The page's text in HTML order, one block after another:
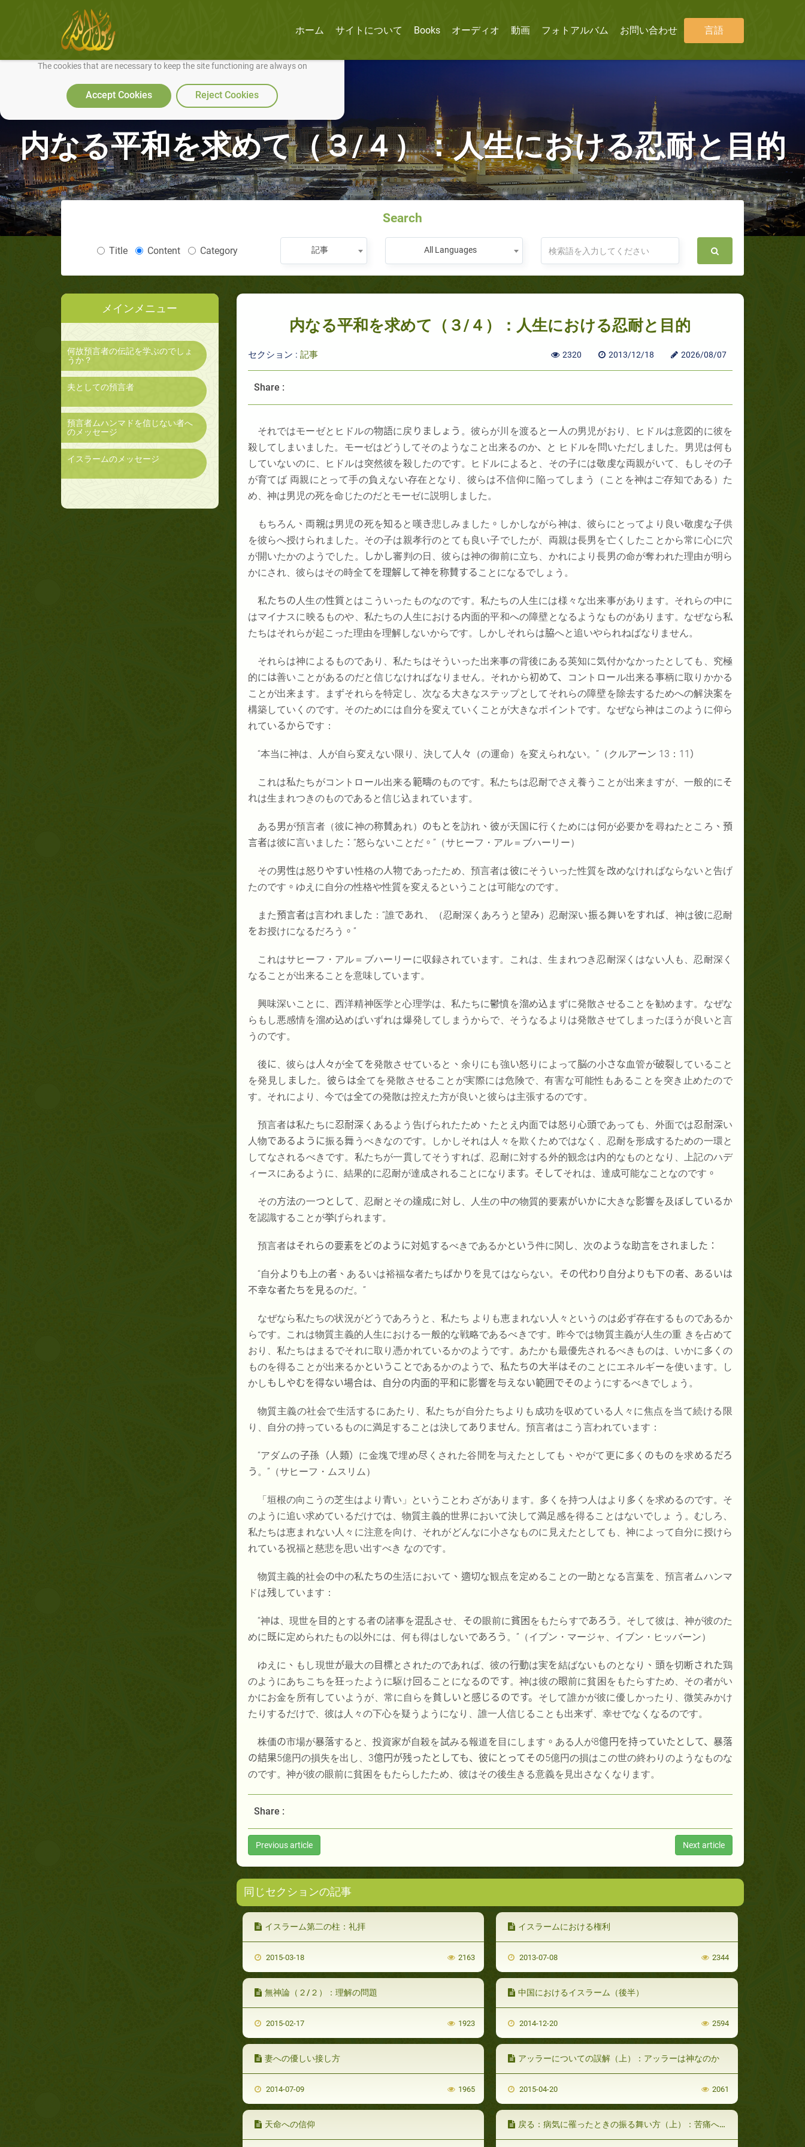
We use cookies to make our site work well for you and so we can continually improve it.
The cookies that are necessary to keep the site functioning are always on
Accept Cookies Reject Cookies
ホーム サイトについて Books オーディオ 動画 フォトアルバム お問い合わせ 言語
内なる平和を求めて（３/４）：人生における忍耐と目的
Search
Title Content Category 記事 All Languages
メインメニュー
何故預言者の伝記を学ぶのでしょ
うか？
夫としての預言者
預言者ムハンマドを信じない者へ
のメッセージ
イスラームのメッセージ
内なる平和を求めて（３/４）：人生における忍耐と目的
セクション : 記事 2320 2013/12/18 2026/08/07
Share :
それではモーゼとヒドルの物語に戻 りましょう 。彼らが川を渡ると一人の男児がおり、ヒドルは意図的に彼を
殺してしまいました。モーゼはどうしてそのようなこと出来るのか、
と ヒドルを問いただしました。男児は何も
していないのに、ヒドルは突然彼を殺したのです。ヒドルによると、その子には敬虔な両親がいて、もしその子
が育てば 両親にとって手の負えない存在となり、彼らは不信仰に陥ってしまう（ことを神はご存知である）た
め、神は男児の死を命じたのだとモーゼに説明しました。
もちろん 、両親は男児の死を知ると嘆き悲しみました 。 しかしながら神は、彼らにとってより良い敬虔な子供
を彼らへ授けられました。その子は親孝行のとても良い子でしたが、両親は長男を亡くしたことから常に心に穴
が開いたかのようでした。
しかし審判の日、彼らは神の御前に立ち、かれにより長男の命が奪われた理由が明ら
かにされ、彼らはその時全てを理解して神を称賛する ことになるでしょう。
私たちの人生の性質とはこういったものなのです。私たちの人生には様々な出来事があります。それらの中に
はマイナスに映るものや、私たちの人生における内面的平和への障壁となるようなものがあります。なぜなら私
たちはそれらが起こった理由を理解しないからです。しかしそれらは脇へと追いやられねばなりません。
それらは神によるものであり、私たちはそういった出来事の背後にある英知に気付かなかったとしても、究極
的には善いことがあるのだと信じなければなりません。それから初めて、
コントロール出来る事柄に取りかかる
ことが出来ます。まずそれらを特定し、次なる大きなステップとしてそれらの障壁を除去するためへの解決案を
構築していくのです。そのためには自分を変えていくことが大きなポイントです。なぜなら神はこのように仰ら
れているからです：
“本当に神は、人が自ら変えない限り、決して人 々 （の運命）を変えられない。”（クルアーン 13：11 ）
これは私たちがコントロール出来る範疇のものです。私たちは忍耐でさえ養うことが出来ますが、一般的にそ
れは生まれつきのものであると信じ込まれています。
ある男が預言者（彼に神の称賛あれ） のもとを訪れ 、彼が天国に行くためには何が必要かを尋ねたところ 、預
言者は彼に言いました ： “怒らないことだ。 ”（サヒーフ・アル＝ブハーリー）
その男性は怒 りやすい性格の人物であったため、預言者は彼にそういった性質を 改めなければならないと告げ
たのです 。 ゆえに自分の性格や性質を変えるということは可能なのです。
また預言者は言われました ：“誰であれ、（忍耐深くあろうと望み）忍耐深い振る舞いをすれば、神は彼に忍耐
をお授けになるだろう 。 ”
これはサヒーフ・アル＝ブハーリーに収録されています。これは、生まれつき忍耐深くはない人も、忍耐深く
なることが出来ることを意味しています。
興味深いことに、西洋精神医学と心理学は、私たちに鬱憤を溜め込まずに発散させることを勧めます。なぜな
らもし悪感情を溜め込めばいずれは爆発してしまうからで、そうなるよりは発散させてしまったほうが良いと言
うのです。
後に、彼らは人々が全てを発散させていると 、 余りにも強い怒りによって脳の小さな血管が破裂していること
を発見し ました。 彼らは全てを発散させることが実際には危険で、有害な可能性もあることを突き止めたので
す。それにより、今では全ての発散は控えた方が良いと彼らは主張するのです。
預言者は私たちに忍耐深 くあるよう告げられたため 、 たとえ内面では怒り 心頭であっても、外面では忍耐深い
人物であるように振る舞 うべきなのです。しかしそれは人々を欺くためではなく、忍耐を形成するための一環と
してなされるべきです。私たちが一貫してそうすれば、忍耐に対する外的観念は内的なものとなり、上記のハデ
ィースにあるように、結果的に忍耐が達成されることになり ます。そしてそれは、達成可能なことなのです 。
その方法の一つとして 、忍耐とその達成に対 し、人生の中の物質的要素がいかに大きな影響を及 ぼしているか
を認識することが挙げられます。
預言者はそれらの要素をどのように対処するべきであるかという件に関 し、次のような助言をされました ：
“自分よりも上の者、 あるいは裕福な者たちばかりを 見てはならない。 その代わり自分よりも下の者、あるいは
不幸な者たちを見るのだ。”
なぜなら私たちの状況がどうであろうと、私たち よりも恵まれない人々というのは必ず存在するものであるか
らです。これは物質主義的人生における一般的な戦略であるべきです。昨今では物質主義が人生の重 きを占めて
おり、私たちはまるでそれに取り憑かれているかのようです。あたかも最優先されるべきものは、いかに多くの
ものを得ることが出来るかということであるかのようで、私たちの大半はそのことにエネルギーを使います。し
かしもしやむを得ない場合は、自分の内面的平和に影響を与えない範囲でそのようにするべきでしょう。
物質主義の社会で生活するにあたり、私たちが自分たちよりも成功を収めている人々に焦点を当て続ける限
り、自分の持っているものに満足することは決してありません。預言者はこう言われています：
“アダムの子孫（人類） に金塊で埋め尽 くされた谷間を与えたとしても 、やがて更に多く のもの を求めるだろ
う 。”（サヒーフ・ムスリム）
「垣根の向こうの芝生はより青い」ということわ ざがあります。多くを持つ人はより多くを求めるのです。そ
のように追い求めているだけでは、物質主義的世界において決して満足感を得ることはないでしょ う。むしろ、
私たちは恵まれない人々に注意を向け、それがどんなに小さなものに見えたとしても、神によって自分に授けら
れている祝福と慈悲を思い出すべき なのです。
物質主義的社会の中の私たちの生活において 、適切な観点を定めることの一助となる言葉を 、預言者ムハンマ
ドは残しています：
“神は、現世を 目的とする者の諸事を混乱させ、 その眼前に貧困 をもたらすであろう 。そして彼は、神が彼のた
めに既に定められたもの以外には、何も得はしないであろう 。”（イブン・マージャ、イブン・ヒッバーン）
ゆえに 、 もし現世が最大の目標とされたのであれば、彼の行動は実を結ばないものとなり 、頭を切断された鶏
のようにあちこちを狂ったように駆け回 ることになるのです。神は彼の眼前に貧困をもたらすため、その者がい
かにお金を所有していようが、常に自らを貧しいと感じるのです。 そして誰かが彼に優しかったり、微笑みかけ
たりするだけで、彼は人々の下心を疑うようになり、誰一人信じることも出来ず、幸せでなくなるのです。
株価の市場が暴落すると、投資家が自殺を試みる報道を 目にします 。 ある人が8億円を持っていたとして、暴落
の結果5億円の損失を出し、3億円が残ったとしても、彼にとってその5億円の損はこの世の終わりのようなものな
のです。神が彼の眼前に貧困をもたらしたため、彼はその後生きる意義を見出さなくなります。
Share :
Previous article Next article
同じセクションの記事
イスラーム第二の柱：礼拝
2015-03-18 2163
イスラームにおける権利
2013-07-08 2344
無神論（２/２）：理解の問題
2015-02-17 1923
中国におけるイスラーム（後半）
2014-12-20 2594
妻への優しい接し方
2014-07-09 1965
アッラーについての誤解（上）：アッラーは神なのか
2015-04-20 2061
天命への信仰 戻る：病気に罹ったときの振る舞い方（上）：苦痛への忍耐